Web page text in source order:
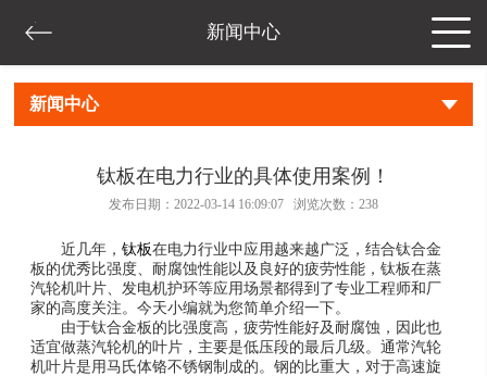
新闻中心
新闻中心
钛板在电力行业的具体使用案例！
发布日期：2022-03-14 16:09:07 浏览次数： 238
近几年，钛板在电力行业中应用越来越广泛，结合钛合金
板的优秀比强度、耐腐蚀性能以及良好的疲劳性能，钛板在蒸
汽轮机叶片、发电机护环等应用场景都得到了专业工程师和厂
家的高度关注。今天小编就为您简单介绍一下。
由于钛合金板的比强度高，疲劳性能好及耐腐蚀，因此也
适宜做蒸汽轮机的叶片，主要是低压段的最后几级。通常汽轮
机叶片是用马氏体铬不锈钢制成的。钢的比重大，对于高速旋